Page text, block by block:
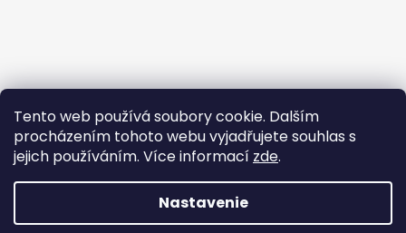
Tento web používá soubory cookie. Dalším
procházením tohoto webu vyjadřujete souhlas s
jejich používáním. Více informací zde.
Nastavenie
Prijímame online platby